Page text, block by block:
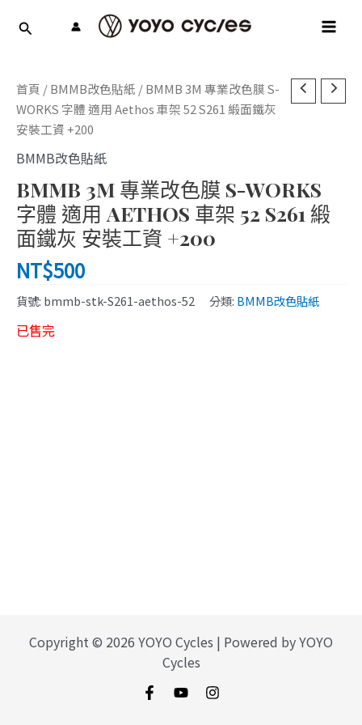
首頁 /BMMB改色貼紙 / BMMB 3M 專業改色膜 S-
WORKS 字體 適用 Aethos 車架 52 S261 緞面鐵灰
安裝工資 +200
BMMB改色貼紙
BMMB 3M 專業改色膜 S-WORKS
字體 適用 AETHOS 車架 52 S261 緞
面鐵灰 安裝工資 +200
NT$500
貨號: bmmb-stk-S261-aethos-52 分類: BMMB改色貼紙
已售完
Copyright © 2026 YOYO Cycles | Powered by YOYO
Cycles